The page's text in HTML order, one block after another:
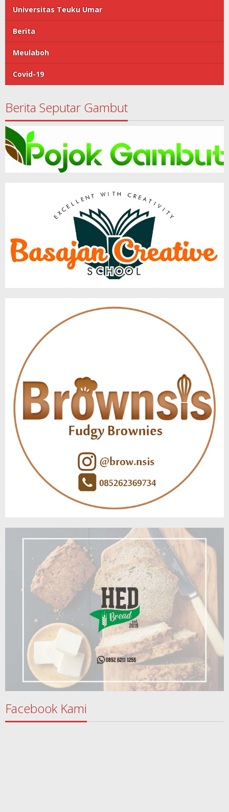
Universitas Teuku Umar
Berita
Meulaboh
Covid-19
Berita Seputar Gambut
Facebook Kami